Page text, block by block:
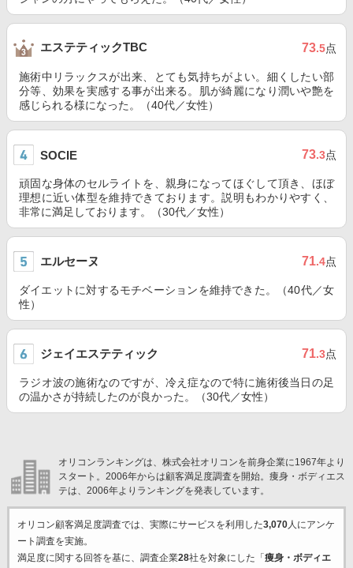
エステティックTBC 73.5点
施術中リラックスが出来、とても気持ちがよい。細くしたい部
分等、効果を実感する事が出来る。肌が綺麗になり潤いや艶を
感じられる様になった。（40代／女性）
SOCIE 73.3点
頑固な身体のセルライトを、親身になってほぐして頂き、ほぼ
理想に近い体型を維持できております。説明もわかりやすく、
非常に満足しております。（30代／女性）
エルセーヌ 71.4点
ダイエットに対するモチベーションを維持できた。（40代／女
性）
ジェイエステティック 71.3点
ラジオ波の施術なのですが、冷え症なので特に施術後当日の足
の温かさが持続したのが良かった。（30代／女性）
オリコンランキングは、株式会社オリコンを前身企業に1967年より
スタート。2006年からは顧客満足度調査を開始。痩身・ボディエス
テは、2006年よりランキングを発表しています。
オリコン顧客満足度調査では、実際にサービスを利用した3,070人にアンケ
ート調査を実施。
満足度に関する回答を基に、調査企業28社を対象にした「 痩身・ボディエ